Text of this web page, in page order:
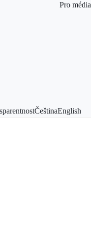
Pro média
ČeštinaEnglish